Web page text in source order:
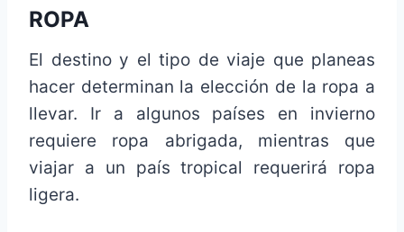
ROPA
El destino y el tipo de viaje que planeas
hacer determinan la elección de la ropa a
llevar. Ir a algunos países en invierno
requiere ropa abrigada, mientras que
viajar a un país tropical requerirá ropa
ligera.